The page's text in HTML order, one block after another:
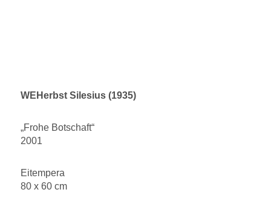
WEHerbst Silesius (1935)
„Frohe Botschaft“
2001
Eitempera
80 x 60 cm